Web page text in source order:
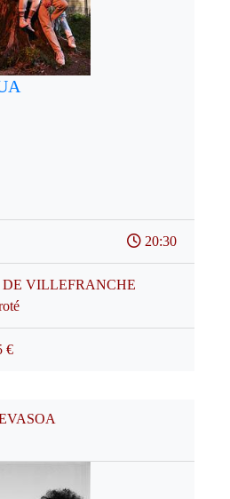
20:30
VILLEFRANCHE
€